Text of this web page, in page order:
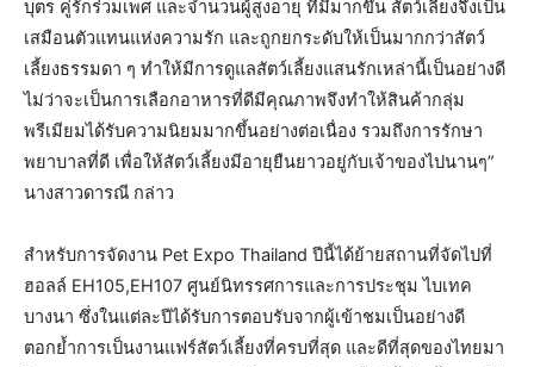
บุตร คู่รักร่วมเพศ และจำนวนผู้สูงอายุ ที่มีมากขึ้น สัตว์เลี้ยงจึงเป็น
เสมือนตัวแทนแห่งความรัก และถูกยกระดับให้เป็นมากกว่าสัตว์
เลี้ยงธรรมดา ๆ ทำให้มีการดูแลสัตว์เลี้ยงแสนรักเหล่านี้เป็นอย่างดี
ไม่ว่าจะเป็นการเลือกอาหารที่ดีมีคุณภาพจึงทำให้สินค้ากลุ่ม
พรีเมียมได้รับความนิยมมากขึ้นอย่างต่อเนื่อง รวมถึงการรักษา
พยาบาลที่ดี เพื่อให้สัตว์เลี้ยงมีอายุยืนยาวอยู่กับเจ้าของไปนานๆ”
นางสาวดารณี กล่าว
สำหรับการจัดงาน Pet Expo Thailand ปีนี้ได้ย้ายสถานที่จัดไปที่
ฮอลล์ EH105,EH107 ศูนย์นิทรรศการและการประชุม ไบเทค
บางนา ซึ่งในแต่ละปีได้รับการตอบรับจากผู้เข้าชมเป็นอย่างดี
ตอกย้ำการเป็นงานแฟร์สัตว์เลี้ยงที่ครบที่สุด และดีที่สุดของไทยมา